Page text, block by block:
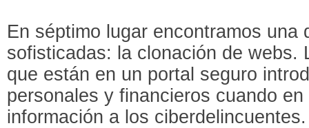
En séptimo lugar encontramos una
sofisticadas: la clonación de webs.
que están en un portal seguro
personales y financieros cuando
información a los ciberdelincuentes.